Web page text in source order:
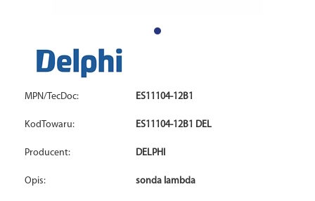
MPN/TecDoc: ES11104-12B1
KodTowaru: ES11104-12B1 DEL
Producent: DELPHI
Opis: sonda lambda